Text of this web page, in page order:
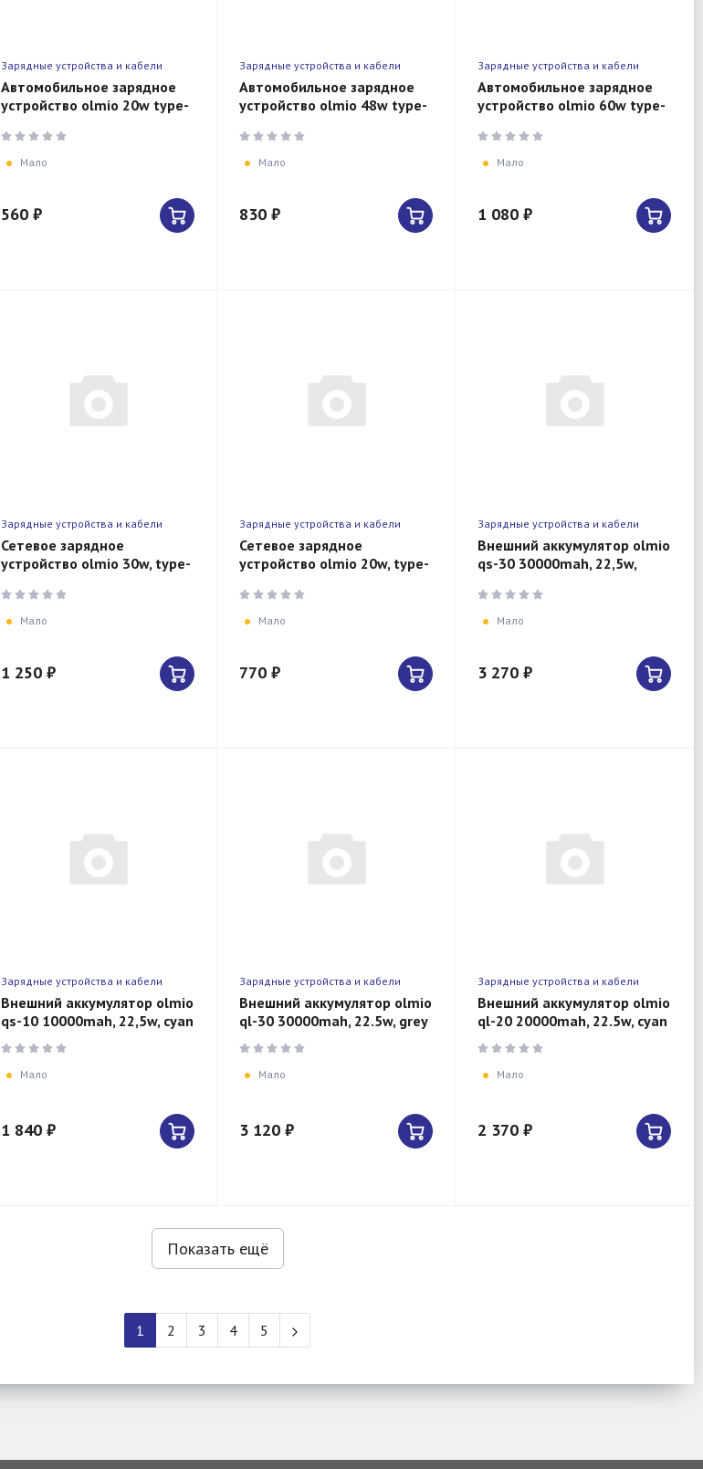
Зарядные устройства и кабели
Автомобильное зарядное
устройство olmio 20w type-
Мало
560 ₽
Зарядные устройства и кабели
Автомобильное зарядное
устройство olmio 48w type-
Мало
830 ₽
Зарядные устройства и кабели
Автомобильное зарядное
устройство olmio 60w type-
Мало
1 080 ₽
Зарядные устройства и кабели
Сетевое зарядное
устройство olmio 30w, type-
Мало
1 250 ₽
Зарядные устройства и кабели
Сетевое зарядное
устройство olmio 20w, type-
Мало
770 ₽
Зарядные устройства и кабели
Внешний аккумулятор olmio
qs-30 30000mah, 22,5w,
Мало
3 270 ₽
Зарядные устройства и кабели
Внешний аккумулятор olmio
qs-10 10000mah, 22,5w, cyan
Мало
1 840 ₽
Зарядные устройства и кабели
Внешний аккумулятор olmio
ql-30 30000mah, 22.5w, grey
Мало
3 120 ₽
Зарядные устройства и кабели
Внешний аккумулятор olmio
ql-20 20000mah, 22.5w, cyan
Мало
2 370 ₽
Показать ещё
1 2 3 4 5